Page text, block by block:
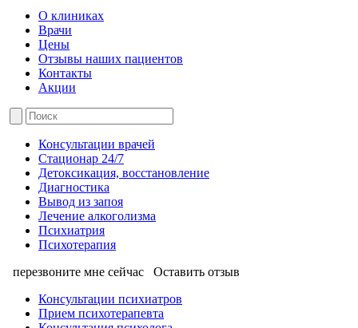
О клиниках
Врачи
Цены
Отзывы наших пациентов
Контакты
Акции
Консультации врачей
Стационар 24/7
Детоксикация, восстановление
Диагностика
Вывод из запоя
Лечение алкоголизма
Психиатрия
Психотерапия
перезвоните мне сейчас
Оставить отзыв
Консультации психиатров
Прием психотерапевта